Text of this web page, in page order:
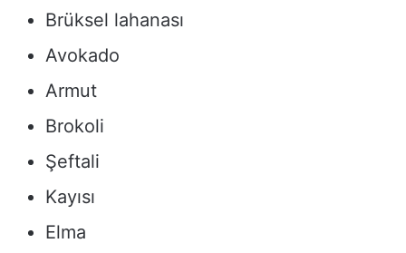
Brüksel lahanası
Avokado
Armut
Brokoli
Şeftali
Kayısı
Elma